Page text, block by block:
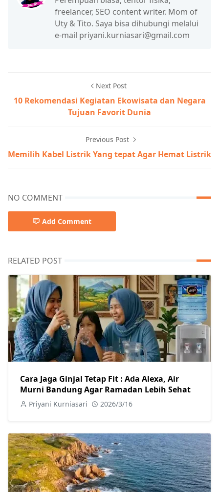
freelancer, SEO content writer. Mom of
Uty & Tito. Saya bisa dihubungi melalui
e-mail priyani.kurniasari@gmail.com
Next Post
10 Rekomendasi Kegiatan Ekowisata dan Negara
Tujuan Favorit Dunia
Previous Post
Memilih Kabel Listrik Yang tepat Agar Hemat Listrik
NO COMMENT
Add Comment
RELATED POST
Cara Jaga Ginjal Tetap Fit : Ada Alexa, Air
Murni Bandung Agar Ramadan Lebih Sehat
Priyani Kurniasari 2026/3/16